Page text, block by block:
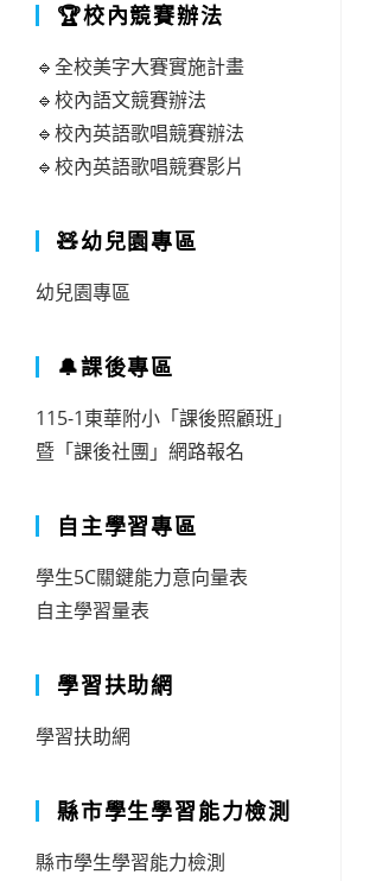
🏆校內競賽辦法
🔹全校美字大賽實施計畫
🔹校內語文競賽辦法
🔹校內英語歌唱競賽辦法
🔹校內英語歌唱競賽影片
🧸幼兒園專區
幼兒園專區
🔔課後專區
115-1東華附小「課後照顧班」
暨「課後社團」網路報名
自主學習專區
學生5C關鍵能力意向量表
自主學習量表
學習扶助網
學習扶助網
縣市學生學習能力檢測
縣市學生學習能力檢測